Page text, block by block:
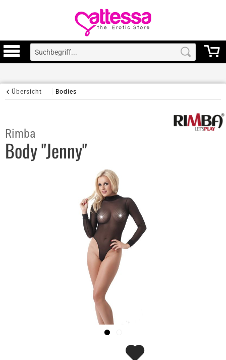
Übersicht Bodies
Rimba
Body "Jenny"